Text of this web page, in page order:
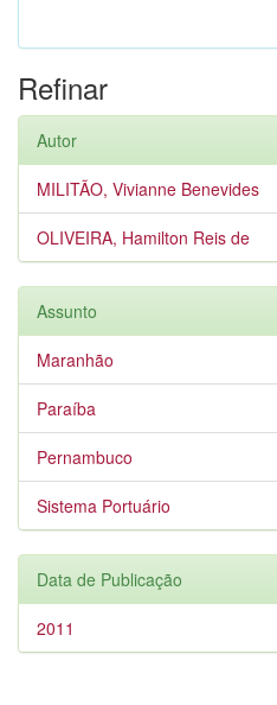
Refinar
Autor
MILITÃO, Vivianne Benevides
OLIVEIRA, Hamilton Reis de
Assunto
Maranhão
Paraíba
Pernambuco
Sistema Portuário
Data de Publicação
2011